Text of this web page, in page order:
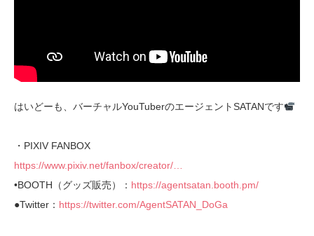
はいどーも、バーチャルYouTuberのエージェントSATANです
・PIXIV FANBOX
https://www.pixiv.net/fanbox/creator/…
•BOOTH（グッズ販売）： https://agentsatan.booth.pm/
●Twitter： https://twitter.com/AgentSATAN_DoGa